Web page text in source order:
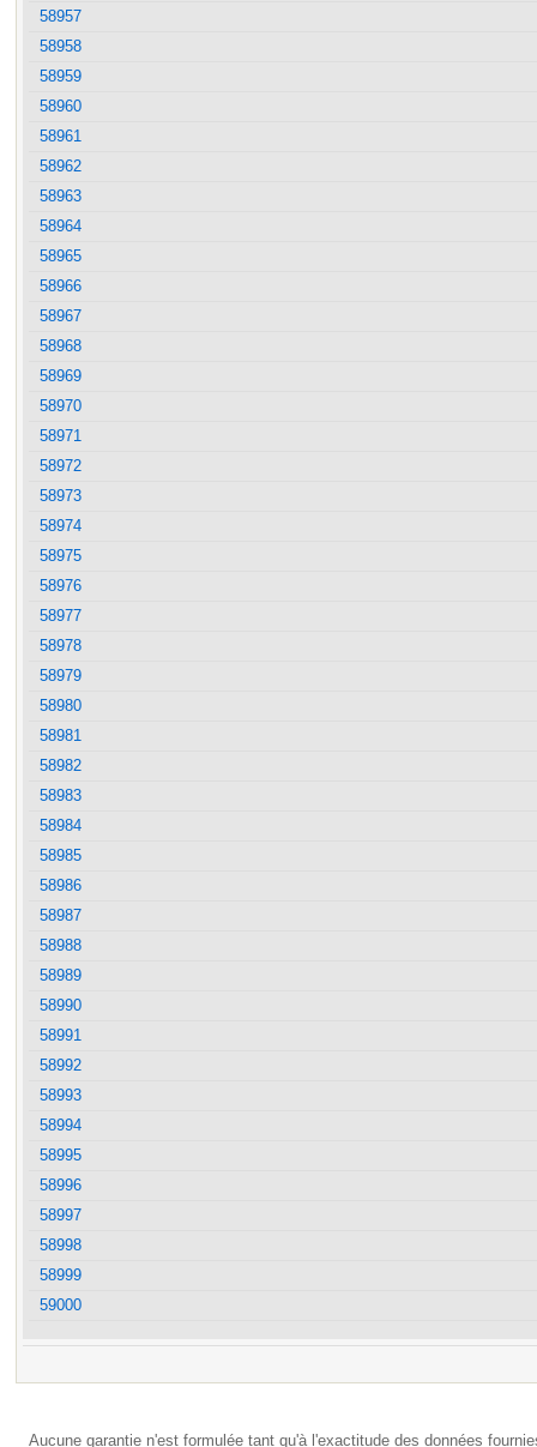
58957
58958
58959
58960
58961
58962
58963
58964
58965
58966
58967
58968
58969
58970
58971
58972
58973
58974
58975
58976
58977
58978
58979
58980
58981
58982
58983
58984
58985
58986
58987
58988
58989
58990
58991
58992
58993
58994
58995
58996
58997
58998
58999
59000
Aucune garantie n'est formulée tant qu'à l'exactitude des données